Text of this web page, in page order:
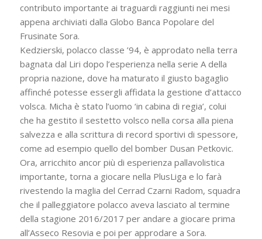
contributo importante ai traguardi raggiunti nei mesi
appena archiviati dalla Globo Banca Popolare del
Frusinate Sora.
Kedzierski, polacco classe ’94, è approdato nella terra
bagnata dal Liri dopo l’esperienza nella serie A della
propria nazione, dove ha maturato il giusto bagaglio
affinché potesse essergli affidata la gestione d’attacco
volsca. Micha è stato l’uomo ‘in cabina di regia’, colui
che ha gestito il sestetto volsco nella corsa alla piena
salvezza e alla scrittura di record sportivi di spessore,
come ad esempio quello del bomber Dusan Petkovic.
Ora, arricchito ancor più di esperienza pallavolistica
importante, torna a giocare nella PlusLiga e lo farà
rivestendo la maglia del Cerrad Czarni Radom, squadra
che il palleggiatore polacco aveva lasciato al termine
della stagione 2016/2017 per andare a giocare prima
all’Asseco Resovia e poi per approdare a Sora.